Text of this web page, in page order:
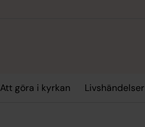
Att göra i kyrkan Livshändelser